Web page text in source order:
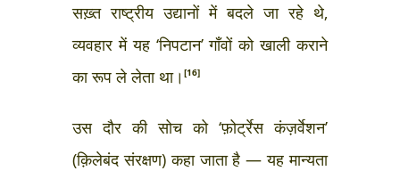
सख़्त राष्ट्रीय उद्यानों में बदले जा रहे थे,
व्यवहार में यह ‘निपटान’ गाँवों को खाली कराने
का रूप ले लेता था। [16]
उस दौर की सोच को ‘फ़ोर्ट्रेस कंज़र्वेशन’
(क़िलेबंद संरक्षण) कहा जाता है — यह मान्यता